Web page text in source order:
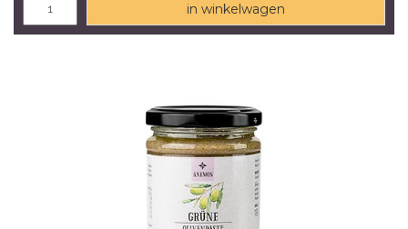
in winkelwagen